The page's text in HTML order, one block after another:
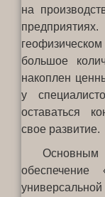
на
большое
накоплен
у
оставаться
свое развитие.
Основным
обеспечение